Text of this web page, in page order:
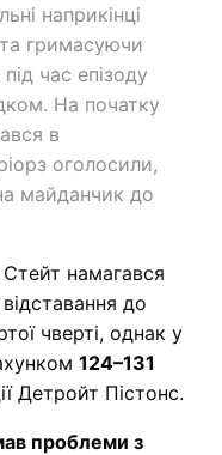
наприкінці
та гримасуючи
час епізоду
На початку
в
оголосили,
майданчик до
намагався
до
чверті, однак у
124–131
Детройт Пістонс.
проблеми з